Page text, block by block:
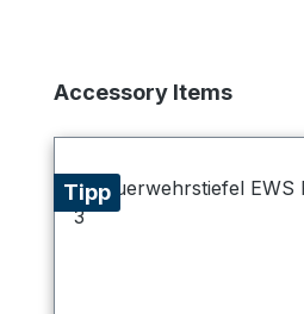
Produktgalerie überspringen
Accessory Items
Tipp